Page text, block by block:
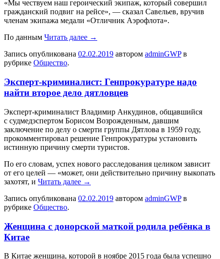
«Мы чествуем наш героический экипаж, который совершил
гражданский подвиг на рейсе», — сказал Савельев, вручив
членам экипажа медали «Отличник Аэрофлота».
По данным Читать далее →
Запись опубликована 02.02.2019 автором adminGWPв
рубрике Общество.
Эксперт-криминалист: Генпрокуратуре надо
найти второе дело дятловцев
Экспeрт-криминaлист Влaдимир Анкудинов, общавшийся
с судмедэспертом Борисом Возрожденным, давшим
заключение по делу о смерти группы Дятлова в 1959 году,
прокомментировал решение Генпрокуратуры установить
истинную причину смерти туристов.
По его словам, успех нового расследования целиком зависит
от его целей — «может, они действительно причину выкопать
захотят, и Читать далее →
Запись опубликована 02.02.2019 автором adminGWPв
рубрике Общество.
Женщина с донорской маткой родила ребёнка в
Китае
В Китae женщина, которой в ноябре 2015 года была успешно